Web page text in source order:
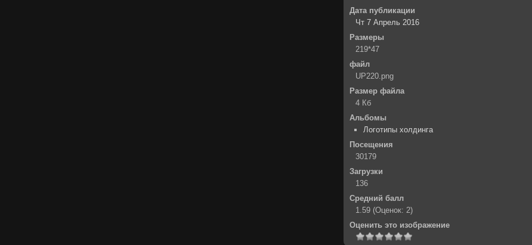
Дата публикации
Чт 7 Апрель 2016
Размеры
219*47
файл
UP220.png
Размер файла
4 Кб
Альбомы
Логотипы холдинга
Посещения
30179
Загрузки
136
Средний балл
1.59 (Оценок: 2)
Оценить это изображение